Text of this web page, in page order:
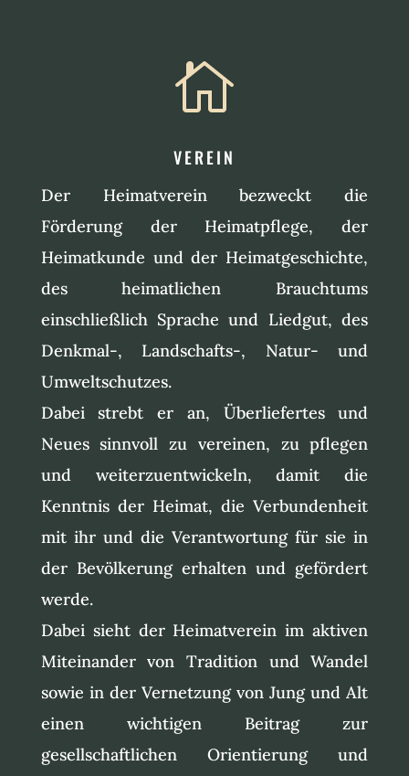

VEREIN
Der Heimatverein bezweckt die
Förderung der Heimatpflege, der
Heimatkunde und der Heimatgeschichte,
des heimatlichen Brauchtums
einschließlich Sprache und Liedgut, des
Denkmal-, Landschafts-, Natur- und
Umweltschutzes.
Dabei strebt er an, Überliefertes und
Neues sinnvoll zu vereinen, zu pflegen
und weiterzuentwickeln, damit die
Kenntnis der Heimat, die Verbundenheit
mit ihr und die Verantwortung für sie in
der Bevölkerung erhalten und gefördert
werde.
Dabei sieht der Heimatverein im aktiven
Miteinander von Tradition und Wandel
sowie in der Vernetzung von Jung und Alt
einen wichtigen Beitrag zur
gesellschaftlichen Orientierung und